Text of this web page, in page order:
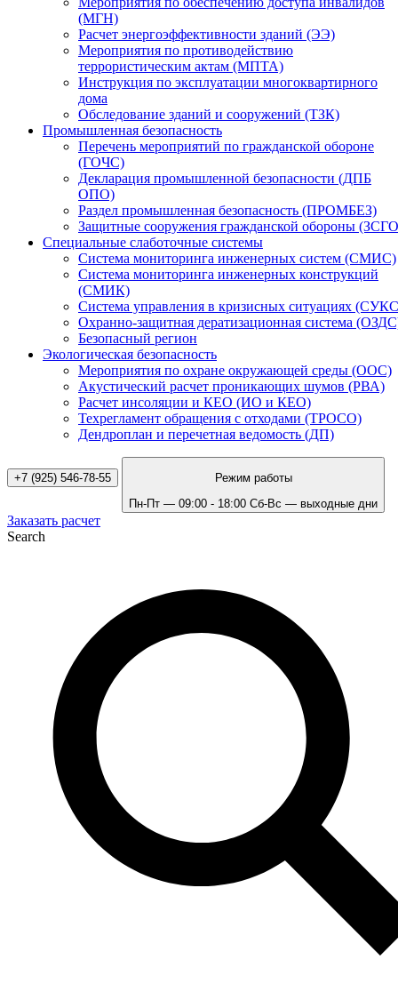
(МГН)
Расчет энергоэффективности зданий (ЭЭ)
Мероприятия по противодействию
террористическим актам (МПТА)
Инструкция по эксплуатации многоквартирного
дома
Обследование зданий и сооружений (ТЗК)
Промышленная безопасность
Перечень мероприятий по гражданской обороне
(ГОЧС)
Декларация промышленной безопасности (ДПБ
ОПО)
Раздел промышленная безопасность (ПРОМБЕЗ)
Защитные сооружения гражданской обороны
Специальные слаботочные системы
Система мониторинга инженерных систем (СМИС)
Система мониторинга инженерных конструкций
(СМИК)
Система управления в кризисных ситуациях
Охранно-защитная дератизационная система
Безопасный регион
Экологическая безопасность
Мероприятия по охране окружающей среды (ООС)
Акустический расчет проникающих шумов (РВА)
Расчет инсоляции и КЕО (ИО и КЕО)
Техрегламент обращения с отходами (ТРОСО)
Дендроплан и перечетная ведомость (ДП)
+7 (925) 546-78-55
Режим работы
Пн-Пт — 09:00 - 18:00 Сб-Вс — выходные дни
Заказать расчет
Search